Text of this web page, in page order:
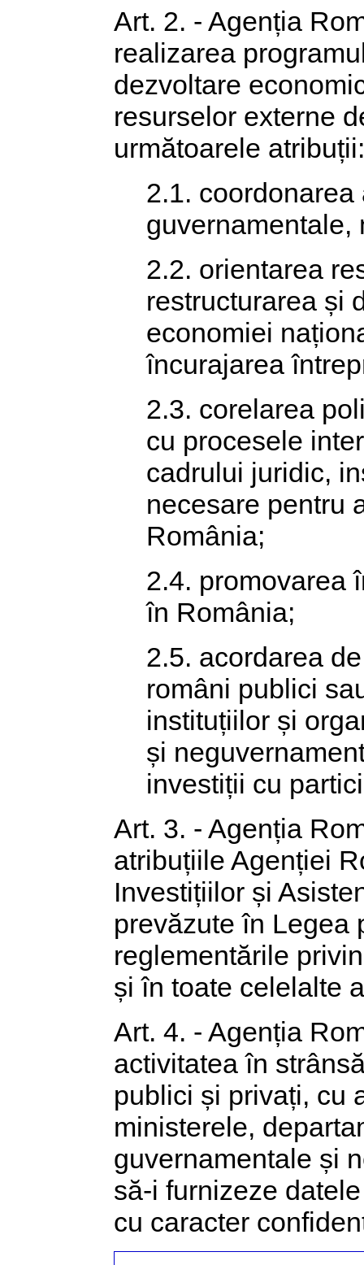
Art. 2. - Agenția
realizarea
dezvoltare
resurselor externe
următoarele atribuții:
2.1.
guvernamentale,
2.2. orientarea
restructurarea și
economiei
încurajarea
2.3. corelarea
cu procesele
cadrului juridic,
necesare pentru
România;
2.4. promovarea
în România;
2.5. acordarea
români publici
instituțiilor și
și
investiții cu
Art. 3. - Agenția
atribuțiile Agenției
Investițiilor și
prevăzute în Legea
reglementările
și în toate celelalte
Art. 4. - Agenția
activitatea în
publici și privați, cu
ministerele,
guvernamentale și
să-i furnizeze
cu caracter